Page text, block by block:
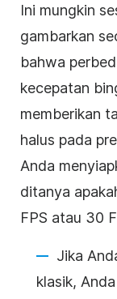
Ini mungkin
gambarkan
bahwa
kecepatan
memberikan
halus pada
Anda
ditanya
FPS atau 30
Jika
klasik,